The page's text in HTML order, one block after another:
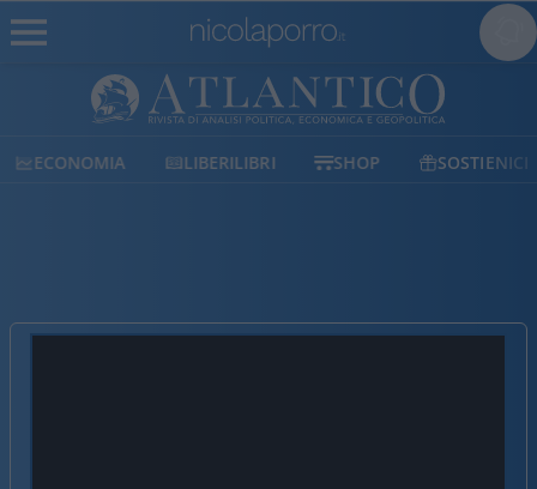
ECONOMIA LIBERILIBRI SHOP SOSTIENICI